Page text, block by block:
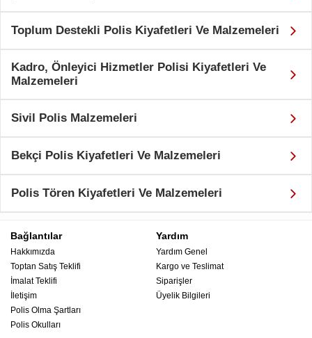
Toplum Destekli Polis Kiyafetleri Ve Malzemeleri
Kadro, Önleyici Hizmetler Polisi Kiyafetleri Ve
Malzemeleri
Sivil Polis Malzemeleri
Bekçi Polis Kiyafetleri Ve Malzemeleri
Polis Tören Kiyafetleri Ve Malzemeleri
Bağlantılar
Hakkımızda
Toptan Satış Teklifi
İmalat Teklifi
İletişim
Polis Olma Şartları
Polis Okulları
Yardım
Yardım Genel
Kargo ve Teslimat
Siparişler
Üyelik Bilgileri